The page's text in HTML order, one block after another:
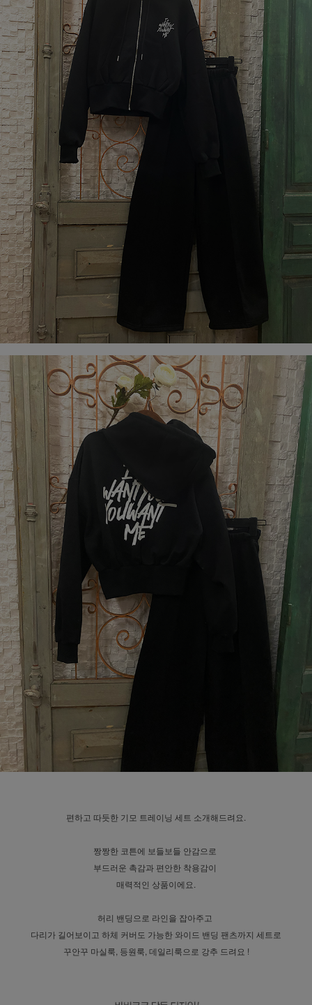
편하고 따듯한 기모 트레이닝 세트 소개해드려요.
짱짱한 코튼에 보들보들 안감으로
부드러운 촉감과 편안한 착용감이
매력적인 상품이에요.
허리 밴딩으로 라인을 잡아주고
다리가 길어보이고 하체 커버도 가능한 와이드 밴딩 팬츠까지 세트로
꾸안꾸 마실룩, 등원룩, 데일리룩으로 강추 드려요 !